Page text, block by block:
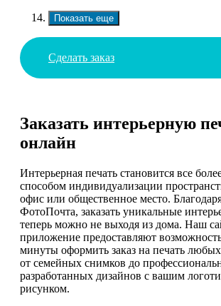
Показать еще
Сделать заказ
Заказать интерьерную
онлайн
Интерьерная печать становится все
способом индивидуализации
офис или общественное место.
ФотоПочта, заказать уникальные
теперь можно не выходя из дома. Наш
приложение предоставляют
минуты оформить заказ на печать
от семейных снимков до
разработанных дизайнов с вашим
рисунком.